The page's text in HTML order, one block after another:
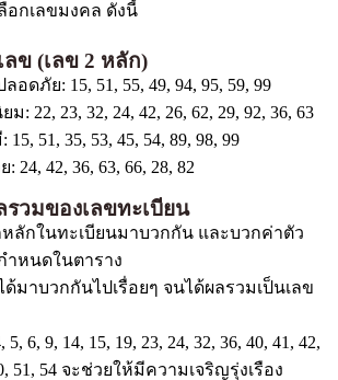
อกเลขมงคล ดังนี้
ข (เลข 2 หลัก)
ดภัย: 15, 51, 55, 49, 94, 95, 59, 99
: 22, 23, 32, 24, 42, 26, 62, 29, 92, 36, 63
51, 35, 53, 45, 54, 89, 98, 99
24, 42, 36, 63, 66, 28, 82
วมของเลขทะเบียน
ลักในทะเบียนมาบวกกัน และบวกค่าตัว
หนดในตาราง
มาบวกกันไปเรื่อยๆ จนได้ผลรวมเป็นเลข
6, 9, 14, 15, 19, 23, 24, 32, 36, 40, 41, 42,
51, 54 จะช่วยให้มีความเจริญรุ่งเรือง